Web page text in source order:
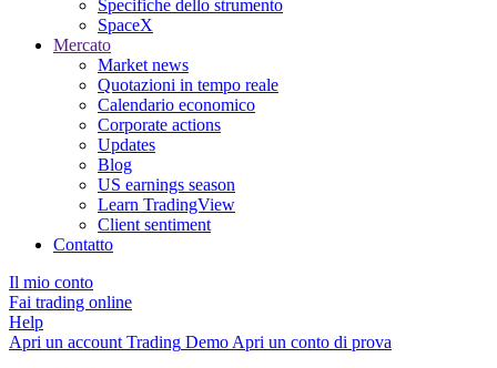
Specifiche dello strumento
SpaceX
Mercato
Market news
Quotazioni in tempo reale
Calendario economico
Corporate actions
Updates
Blog
US earnings season
Learn TradingView
Client sentiment
Contatto
Il mio conto
Fai trading online
Help
Apri un account Trading Demo Apri un conto di prova